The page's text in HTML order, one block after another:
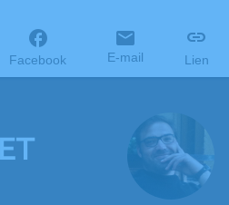
Facebook E-mail Lien